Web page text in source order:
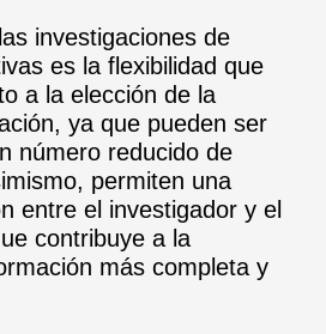
investigaciones de
es la flexibilidad que
a la elección de la
ya que pueden ser
número reducido de
permiten una
entre el investigador y el
contribuye a la
más completa y